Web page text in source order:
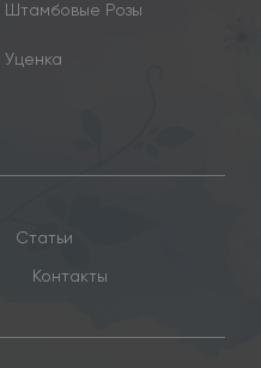
Штамбовые Розы
Уценка
Статьи
Контакты